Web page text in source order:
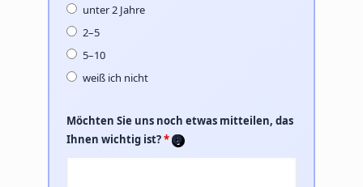
unter 2 Jahre
2–5
5–10
weiß ich nicht
Möchten Sie uns noch etwas mitteilen, das
Ihnen wichtig ist?*